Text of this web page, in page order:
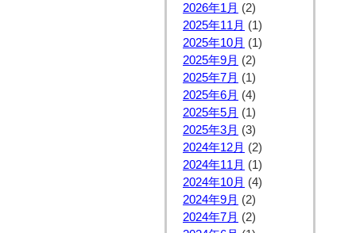
2026年1月 (2)
2025年11月 (1)
2025年10月 (1)
2025年9月 (2)
2025年7月 (1)
2025年6月 (4)
2025年5月 (1)
2025年3月 (3)
2024年12月 (2)
2024年11月 (1)
2024年10月 (4)
2024年9月 (2)
2024年7月 (2)